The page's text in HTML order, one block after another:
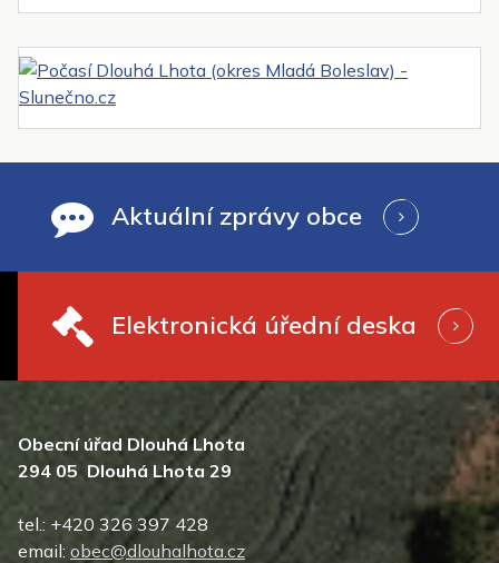
Aktuální zprávy obce
Elektronická úřední deska
Obecní úřad Dlouhá Lhota
294 05 Dlouhá Lhota 29
tel.: +420 326 397 428
email: obec@dlouhalhota.cz